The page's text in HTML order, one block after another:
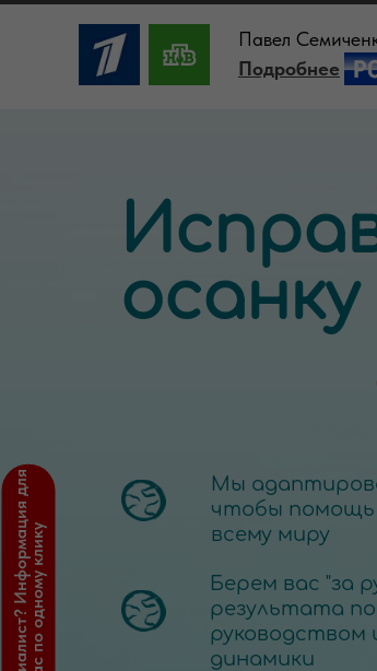
Павел
Подробнее
В
ы
с
п
е
ц
и
а
л
и
с
т
?
И
н
ф
о
р
м
а
ц
и
я
д
л
я
в
а
с
п
о
о
д
н
о
м
у
к
л
и
ку
Мы
чтобы помощь
всему миру
Берем вас "за
результата
руководством
динамики